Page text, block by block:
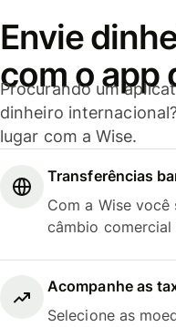
Envie
com o app
Procurando um
dinheiro
lugar com a Wise.
Transferências
Com a Wise
câmbio
Acompanhe as
Selecione as